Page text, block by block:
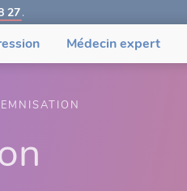
27.
Médecin expert